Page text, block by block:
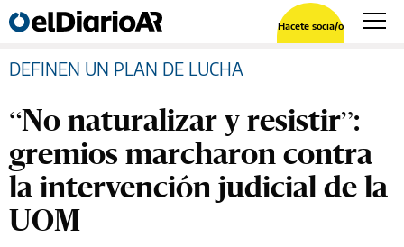
Hacete socia/o
DEFINEN UN PLAN DE LUCHA
“No naturalizar y resistir”:
gremios marcharon contra
la intervención judicial de la
UOM